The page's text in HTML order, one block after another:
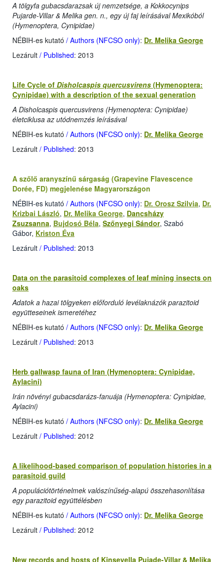
A tölgyfa gubacsdarazsak új nemzetsége, a Kokkocynips
Pujarde-Villar & Melika gen. n., egy új faj leírásával Mexikóból
(Hymenoptera, Cynipidae)
NÉBIH-es kutató / Authors (NFCSO only): Dr. Melika George
Lezárult / Published: 2013
Life Cycle of Disholcaspis quercusvirens (Hymenoptera:
Cynipidae) with a description of the sexual generation
A Disholcaspis quercusvirens (Hymenoptera: Cynipidae)
életciklusa az utódnemzés leírásával
NÉBIH-es kutató / Authors (NFCSO only): Dr. Melika George
Lezárult / Published: 2013
A szőlő aranyszínű sárgaság (Grapevine Flavescence
Dorée, FD) megjelenése Magyarországon
NÉBIH-es kutató / Authors (NFCSO only): Dr. Orosz Szilvia, Dr.
Krizbai László, Dr. Melika George, Dancsházy
Zsuzsanna, Bujdosó Béla, Szőnyegi Sándor, Szabó
Gábor, Kriston Éva
Lezárult / Published: 2013
Data on the parasitoid complexes of leaf mining insects on
oaks
Adatok a hazai tölgyeken előforduló levélaknázók parazitoid
együtteseinek ismeretéhez
NÉBIH-es kutató / Authors (NFCSO only): Dr. Melika George
Lezárult / Published: 2013
Herb gallwasp fauna of Iran (Hymenoptera: Cynipidae,
Aylacini)
Irán növényi gubacsdarázs-fanuája (Hymenoptera: Cynipidae,
Aylacini)
NÉBIH-es kutató / Authors (NFCSO only): Dr. Melika George
Lezárult / Published: 2012
A likelihood-based comparison of population histories in a
parasitoid guild
A populációtörténelmek valószínűség-alapú összehasonlítása
egy parazitoid együttélésben
NÉBIH-es kutató / Authors (NFCSO only): Dr. Melika George
Lezárult / Published: 2012
New records and hosts of Kinseyella Pujade-Villar & Melika